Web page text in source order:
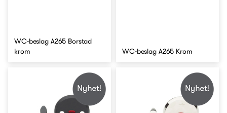
WC-beslag A265 Borstad
krom
WC-beslag A265 Krom